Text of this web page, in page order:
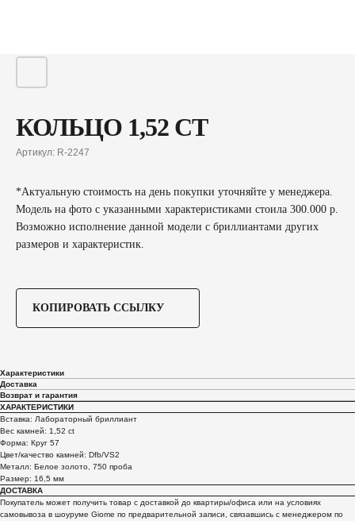
КОЛЬЦО 1,52 CT
Артикул: R-2247
*Актуальную стоимость на день покупки уточняйте у менеджера.
Модель на фото с указанными характеристиками стоила 300.000 р.
Возможно исполнение данной модели с бриллиантами других
размеров и характеристик.
КОПИРОВАТЬ ССЫЛКУ
Характеристики
Доставка
Возврат и гарантия
ХАРАКТЕРИСТИКИ
Вставка: Лабораторный бриллиант
Вес камней: 1,52 ct
Форма: Круг 57
Цвет/качество камней: Dfb/VS2
Металл: Белое золото, 750 проба
Размер: 16,5 мм
ДОСТАВКА
Покупатель может получить товар с доставкой до квартиры/офиса или на условиях
самовывоза в шоуруме Giome по предварительной записи, связавшись с менеджером по